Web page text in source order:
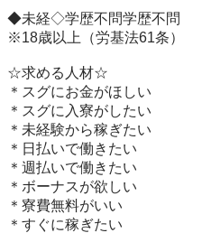
◆未経◇学歴不問学歴不問
※18歳以上（労基法61条）
☆求める人材☆
＊スグにお金がほしい
＊スグに入寮がしたい
＊未経験から稼ぎたい
＊日払いで働きたい
＊週払いで働きたい
＊ボーナスが欲しい
＊寮費無料がいい
＊すぐに稼ぎたい